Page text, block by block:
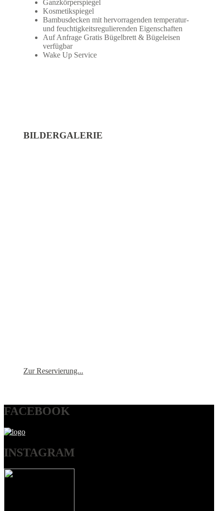
Ganzkörperspiegel
Kosmetikspiegel
Bambusdecken mit hervorragenden temperatur-
und feuchtigkeitsregulierenden Eigenschaften
Auf Anfrage Gratis Bügelbrett & Bügeleisen
verfügbar
Wake Up Service
BILDERGALERIE
Zur Reservierung...
FACEBOOK
INSTAGRAM